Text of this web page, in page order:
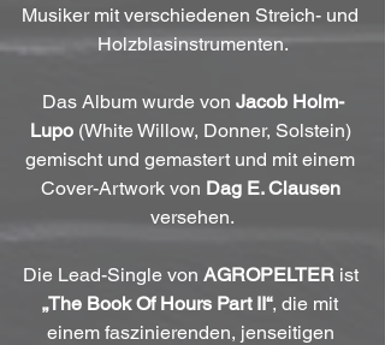
Musiker mit verschiedenen Streich- und
Holzblasinstrumenten.
Das Album wurde von Jacob Holm-
Lupo (White Willow, Donner, Solstein)
gemischt und gemastert und mit einem
Cover-Artwork von Dag E. Clausen
versehen.
Die Lead-Single von AGROPELTER ist
„The Book Of Hours Part II“, die mit
einem faszinierenden, jenseitigen